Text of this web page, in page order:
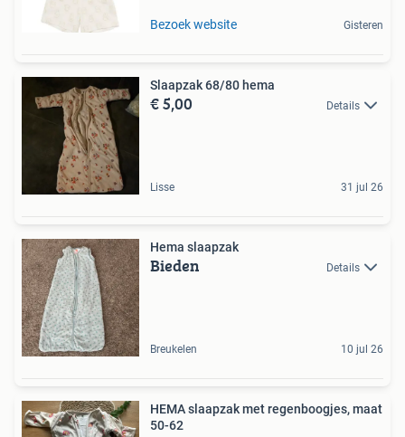
Bezoek website Gisteren
Slaapzak 68/80 hema
€ 5,00 Details
Lisse 31 jul 26
Hema slaapzak
Bieden Details
Breukelen 10 jul 26
HEMA slaapzak met regenboogjes, maat
50-62